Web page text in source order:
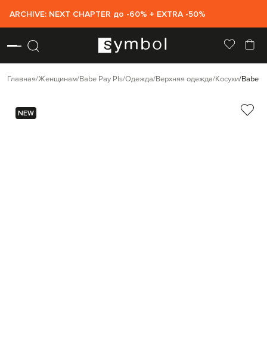
ARCHIVE: NEXT CHAPTER до -60% + EXTRA -50%
Главная Женщинам Babe Pay Pls Одежда Верхняя одежда Косухи Babe
NEW